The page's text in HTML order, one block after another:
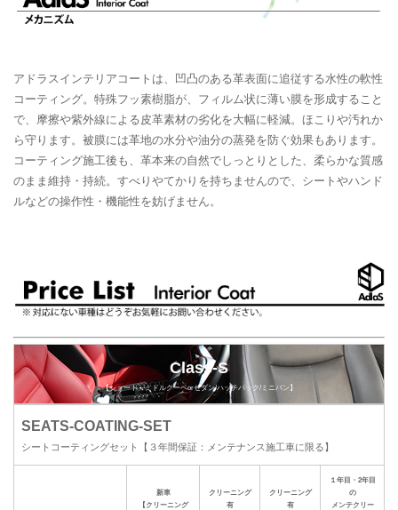
アドラスインテリアコートは、凹凸のある革表面に追従する水性の軟性
コーティング。特殊フッ素樹脂が、フィルム状に薄い膜を形成すること
で、摩擦や紫外線による皮革素材の劣化を大幅に軽減。ほこりや汚れか
ら守ります。被膜には革地の水分や油分の蒸発を防ぐ効果もあります。
コーティング施工後も、革本来の自然でしっとりとした、柔らかな質感
のまま維持・持続。すべりやてかりを持ちませんので、シートやハンド
ルなどの操作性・機能性を妨げません。
Class-S
【ショート～ミドルクーペorセダン/ハッチバック/ミニバン】
SEATS-COATING-SET
シートコーティングセット【３年間保証：メンテナンス施工車に限る】
新車
【クリーニング
クリーニング
有
クリーニング
有
１年目・2年目
の
メンテクリー